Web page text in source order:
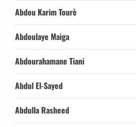
Abdou Karim Tourè
Abdoulaye Maiga
Abdourahamane Tiani
Abdul El-Sayed
Abdulla Rasheed